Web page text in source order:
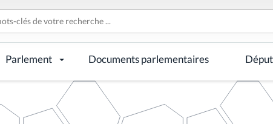
Parlement Documents parlementaires